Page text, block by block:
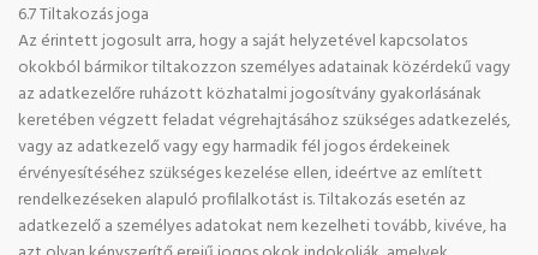
6.7 Tiltakozás joga
Az érintett jogosult arra, hogy a saját helyzetével kapcsolatos
okokból bármikor tiltakozzon személyes adatainak közérdekű vagy
az adatkezelőre ruházott közhatalmi jogosítvány gyakorlásának
keretében végzett feladat végrehajtásához szükséges adatkezelés,
vagy az adatkezelő vagy egy harmadik fél jogos érdekeinek
érvényesítéséhez szükséges kezelése ellen, ideértve az említett
rendelkezéseken alapuló profilalkotást is. Tiltakozás esetén az
adatkezelő a személyes adatokat nem kezelheti tovább, kivéve, ha